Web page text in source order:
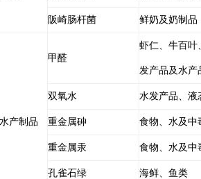
阪崎肠杆菌 鲜奶及奶制品
产制品
甲醛
虾仁、牛百叶
发产品及水产
双氧水 水发产品、液
重金属砷 食物、水及中
重金属汞 食物、水及中
孔雀石绿 海鲜、鱼类